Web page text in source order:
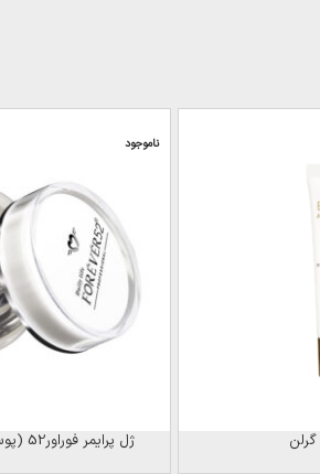
گرلن
ناموجود
ژل پرایمر فوراور52 (پوست چرب) (MG001)